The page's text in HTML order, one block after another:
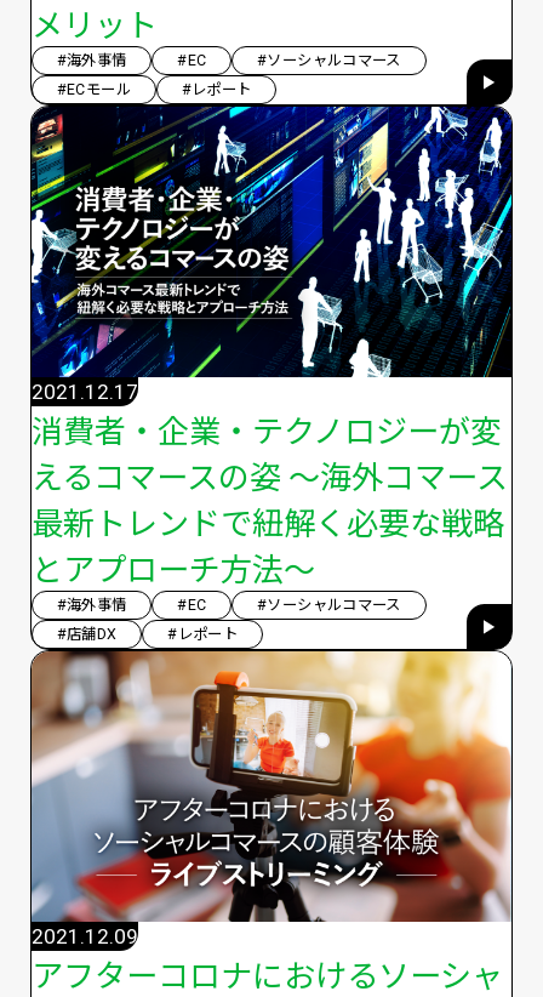
メリット
#海外事情 #EC
#ソーシャルコマース
#ECモール
#レポート
消費者・企業・テクノロジーが変
えるコマースの姿 〜海外コマース
最新トレンドで紐解く必要な戦略
とアプローチ方法〜
2021.12.17
#海外事情 #EC
#ソーシャルコマース
#店舗DX
#レポート
アフターコロナにおけるソーシャ
2021.12.09